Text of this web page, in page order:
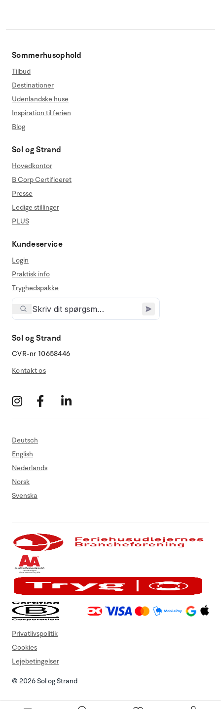
Sommerhusophold
Tilbud
Destinationer
Udenlandske huse
Inspiration til ferien
Blog
Sol og Strand
Hovedkontor
B Corp Certificeret
Presse
Ledige stillinger
PLUS
Kundeservice
Login
Praktisk info
Tryghedspakke
Sol og Strand
CVR-nr 10658446
Kontakt os
Deutsch
English
Nederlands
Norsk
Svenska
© 2026 Sol og Strand
Privatlivspolitik
Cookies
Lejebetingelser